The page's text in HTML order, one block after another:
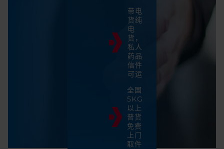
带电
货纯
电
货，
私人
药品
信件
可运
全国
5KG
以上
普货
免费
上门
取件